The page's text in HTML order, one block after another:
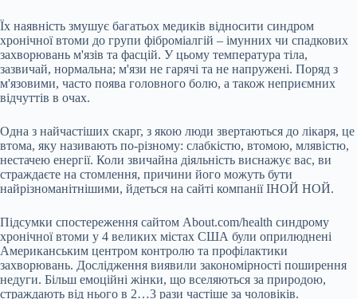
Їх наявність змушує багатьох медиків відносити синдром
хронічної втоми до групи фіброміалгій – імунних чи спадкових
захворювань м'язів та фасцій. У цьому температура тіла,
зазвичай, нормальна; м'язи не гарячі та не напружені. Поряд з
м'язовими, часто поява головного болю, а також неприємних
відчуттів в очах.
Одна з найчастіших скарг, з якою люди звертаються до лікаря, це
втома, яку називають по-різному: слабкістю, втомою, млявістю,
нестачею енергії. Коли звичайна діяльність виснажує вас, ви
страждаєте на стомлення, причини його можуть бути
найрізноманітнішими, йдеться на сайті компанії ІНОЙ НОЙ.
Підсумки спостереження сайтом Аbout.com/health синдрому
хронічної втоми у 4 великих містах США були оприлюднені
Американським центром контролю та профілактики
захворювань. Дослідження виявили закономірності поширення
недуги. Більш емоційні жінки, що вселяються за природою,
страждають від нього в 2…3 рази частіше за чоловіків.